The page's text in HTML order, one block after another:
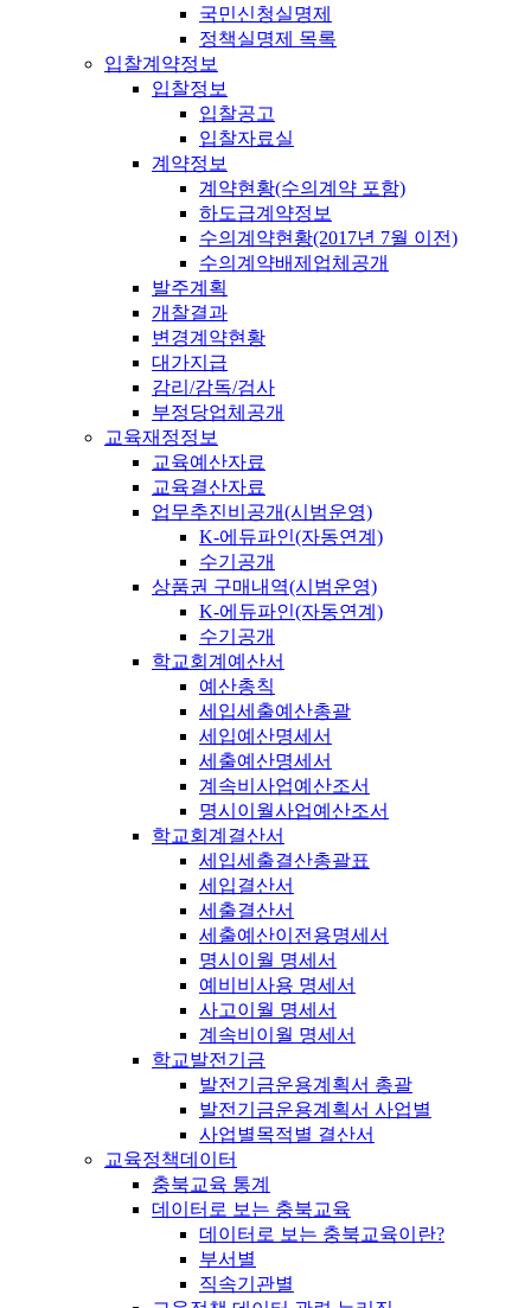
국민신청실명제
정책실명제 목록
입찰계약정보
입찰정보
입찰공고
입찰자료실
계약정보
계약현황(수의계약 포함)
하도급계약정보
수의계약현황(2017년 7월 이전)
수의계약배제업체공개
발주계획
개찰결과
변경계약현황
대가지급
감리/감독/검사
부정당업체공개
교육재정정보
교육예산자료
교육결산자료
업무추진비공개(시범운영)
K-에듀파인(자동연계)
수기공개
상품권 구매내역(시범운영)
K-에듀파인(자동연계)
수기공개
학교회계예산서
예산총칙
세입세출예산총괄
세입예산명세서
세출예산명세서
계속비사업예산조서
명시이월사업예산조서
학교회계결산서
세입세출결산총괄표
세입결산서
세출결산서
세출예산이전용명세서
명시이월 명세서
예비비사용 명세서
사고이월 명세서
계속비이월 명세서
학교발전기금
발전기금운용계획서 총괄
발전기금운용계획서 사업별
사업별목적별 결산서
교육정책데이터
충북교육 통계
데이터로 보는 충북교육
데이터로 보는 충북교육이란?
부서별
직속기관별